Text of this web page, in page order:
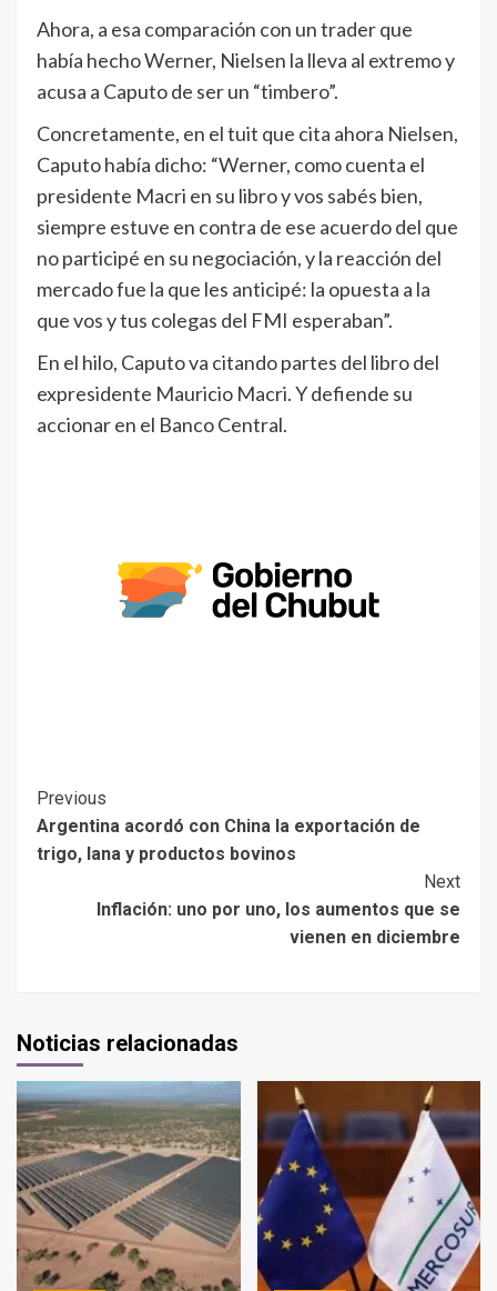
Ahora, a esa comparación con un trader que
había hecho Werner, Nielsen la lleva al extremo y
acusa a Caputo de ser un “timbero”.
Concretamente, en el tuit que cita ahora Nielsen,
Caputo había dicho: “Werner, como cuenta el
presidente Macri en su libro y vos sabés bien,
siempre estuve en contra de ese acuerdo del que
no participé en su negociación, y la reacción del
mercado fue la que les anticipé: la opuesta a la
que vos y tus colegas del FMI esperaban”.
En el hilo, Caputo va citando partes del libro del
expresidente Mauricio Macri. Y defiende su
accionar en el Banco Central.
Previous
Argentina acordó con China la exportación de
trigo, lana y productos bovinos
Next
Inflación: uno por uno, los aumentos que se
vienen en diciembre
Noticias relacionadas